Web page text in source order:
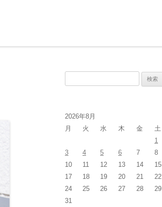
2026年8月
月
火 水 木 金 土
1
3
4 5 6 7 8
10
11 12 13 14 15
17
18 19 20 21 22
24
25 26 27 28 29
31